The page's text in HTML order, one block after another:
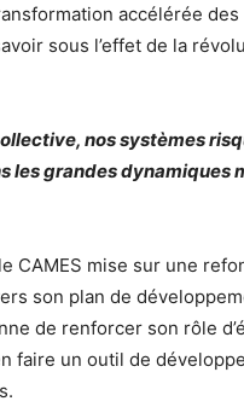
accélérée
sous l’effet de la
nos systèmes
les grandes dynamiques
CAMES mise sur une
son plan de
de renforcer son rôle
faire un outil de